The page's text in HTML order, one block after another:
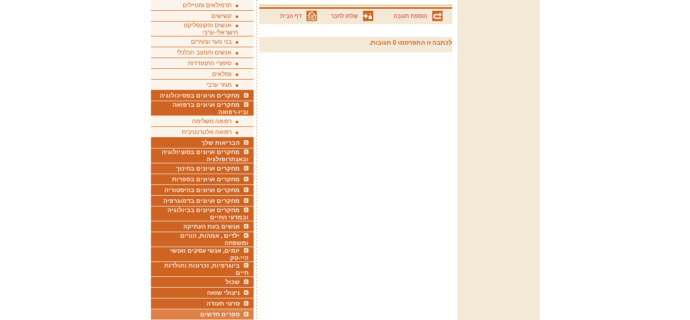
הוספת תגובה שלחו לחבר דף הבית
לכתבה זו התפרסמו 0 תגובות.
תרמילאים ומטיילים
קשישים
אנשים והקונפליקט
הישראלי-ערבי
בני נוער וצעירים
אנשים והמצב הכלכלי
סיפורי התמודדות
גמלאים
מגזר ערבי
מחקרים ועיונים בפסיכולוגיה
מחקרים ועיונים ברפואה
וביו-רפואה
רפואה משלימה
רפואה אלטרנטיבית
הבריאות שלך
מחקרים ועיונים בסוציולוגיה
ובאנתרופולגיה
מחקרים ועיונים בחינוך
מחקרים ועיונים בספרות
מחקרים ועיונים בהיסטוריה
מחקרים ועיונים בדמוגרפיה
מחקרים ועיונים בביולוגיה
ובמדעי החיים
אנשים בעת העתיקה
ילדים , אמהות, הורים
ומשפחה
יזמים, אנשי עסקים ואנשי
היי-טק
ביוגרפיות, זכרונות ותולדות
חיים
שכול
ניצולי שואה
סרטי תעודה
ספרים חדשים